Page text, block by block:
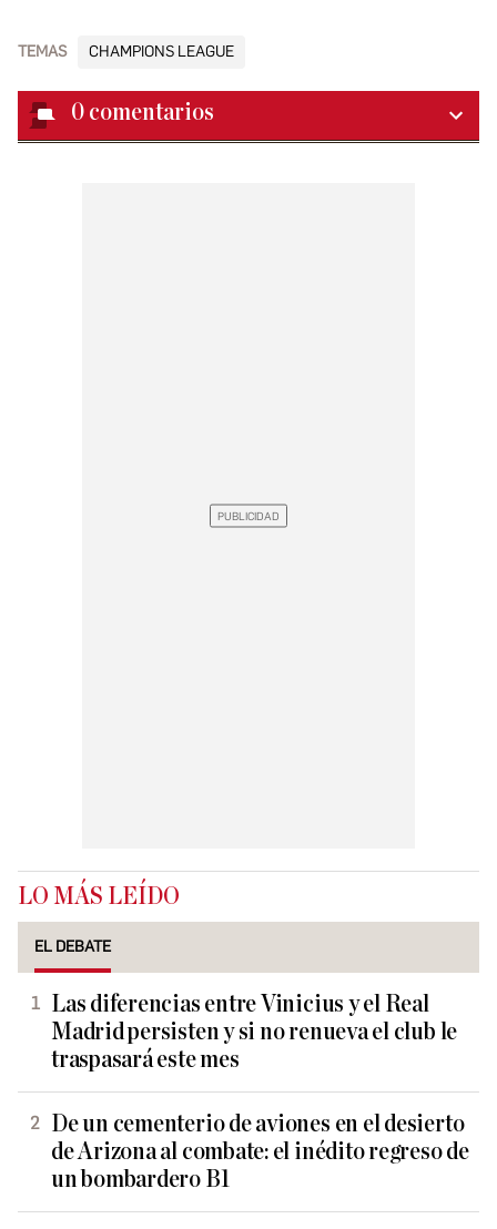
TEMAS CHAMPIONS LEAGUE
0 comentarios
LO MÁS LEÍDO
EL DEBATE
Las diferencias entre Vinicius y el Real
Madrid persisten y si no renueva el club le
traspasará este mes
De un cementerio de aviones en el desierto
de Arizona al combate: el inédito regreso de
un bombardero B1